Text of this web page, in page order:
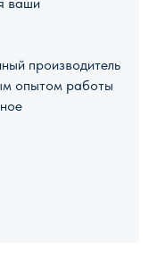
производитель
опытом работы